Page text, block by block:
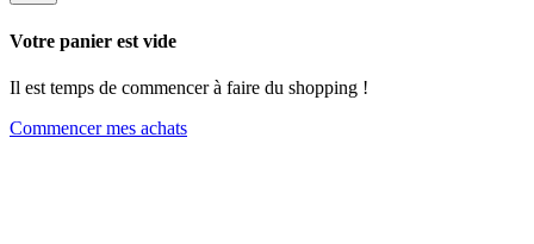
Votre panier est vide
Il est temps de commencer à faire du shopping !
Commencer mes achats